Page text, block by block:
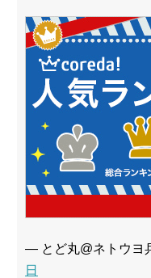
— とど丸@ネトウヨ
日